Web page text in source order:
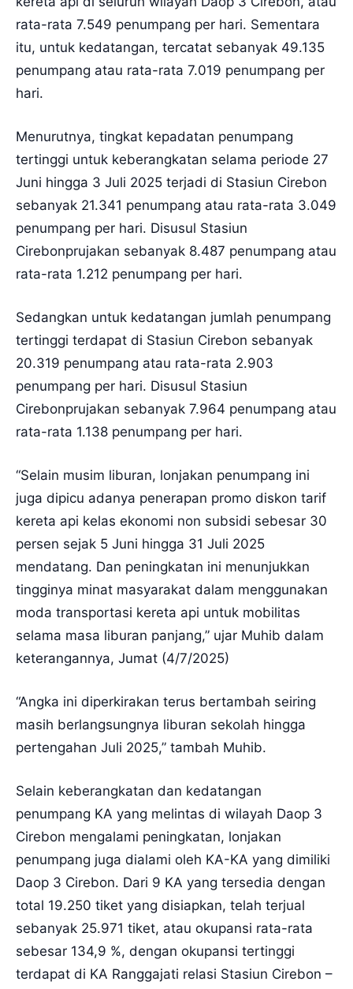
rata-rata 7.549 penumpang per hari. Sementara
itu, untuk kedatangan, tercatat sebanyak 49.135
penumpang atau rata-rata 7.019 penumpang per
hari.
Menurutnya, tingkat kepadatan penumpang
tertinggi untuk keberangkatan selama periode 27
Juni hingga 3 Juli 2025 terjadi di Stasiun Cirebon
sebanyak 21.341 penumpang atau rata-rata 3.049
penumpang per hari. Disusul Stasiun
Cirebonprujakan sebanyak 8.487 penumpang atau
rata-rata 1.212 penumpang per hari.
Sedangkan untuk kedatangan jumlah penumpang
tertinggi terdapat di Stasiun Cirebon sebanyak
20.319 penumpang atau rata-rata 2.903
penumpang per hari. Disusul Stasiun
Cirebonprujakan sebanyak 7.964 penumpang atau
rata-rata 1.138 penumpang per hari.
“Selain musim liburan, lonjakan penumpang ini
juga dipicu adanya penerapan promo diskon tarif
kereta api kelas ekonomi non subsidi sebesar 30
persen sejak 5 Juni hingga 31 Juli 2025
mendatang. Dan peningkatan ini menunjukkan
tingginya minat masyarakat dalam menggunakan
moda transportasi kereta api untuk mobilitas
selama masa liburan panjang,” ujar Muhib dalam
keterangannya, Jumat (4/7/2025)
“Angka ini diperkirakan terus bertambah seiring
masih berlangsungnya liburan sekolah hingga
pertengahan Juli 2025,” tambah Muhib.
Selain keberangkatan dan kedatangan
penumpang KA yang melintas di wilayah Daop 3
Cirebon mengalami peningkatan, lonjakan
penumpang juga dialami oleh KA-KA yang dimiliki
Daop 3 Cirebon. Dari 9 KA yang tersedia dengan
total 19.250 tiket yang disiapkan, telah terjual
sebanyak 25.971 tiket, atau okupansi rata-rata
sebesar 134,9 %, dengan okupansi tertinggi
terdapat di KA Ranggajati relasi Stasiun Cirebon –